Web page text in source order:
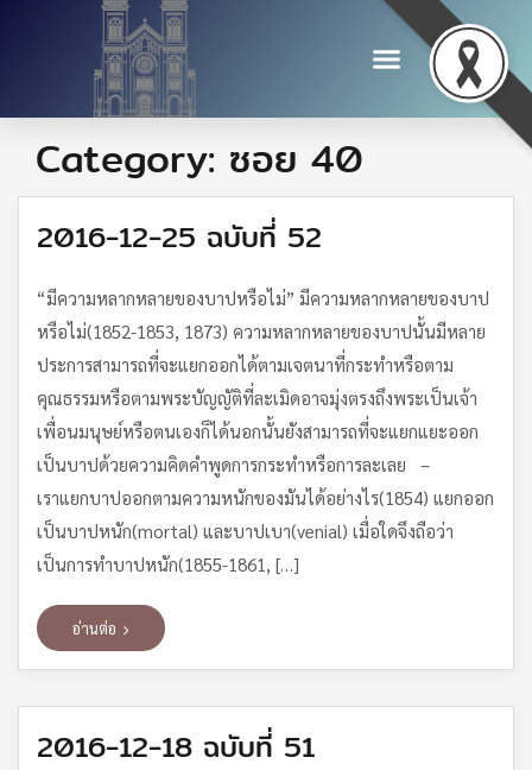
Category: ซอย 40
2016-12-25 ฉบับที่ 52
“มีความหลากหลายของบาปหรือไม่” มีความหลากหลายของบาป
หรือไม่(1852-1853, 1873) ความหลากหลายของบาปนั้นมีหลาย
ประการสามารถที่จะแยกออกได้ตามเจตนาที่กระทำหรือตาม
คุณธรรมหรือตามพระบัญญัติที่ละเมิดอาจมุ่งตรงถึงพระเป็นเจ้า
เพื่อนมนุษย์หรือตนเองก็ได้นอกนั้นยังสามารถที่จะแยกแยะออก
เป็นบาปด้วยความคิดคำพูดการกระทำหรือการละเลย –
เราแยกบาปออกตามความหนักของมันได้อย่างไร(1854) แยกออก
เป็นบาปหนัก(mortal) และบาปเบา(venial) เมื่อใดจึงถือว่า
เป็นการทำบาปหนัก(1855-1861, […]
อ่านต่อ
2016-12-18 ฉบับที่ 51